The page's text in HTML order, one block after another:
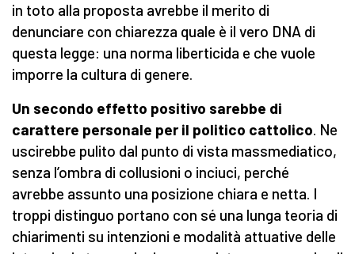
in toto alla proposta avrebbe il merito di
denunciare con chiarezza quale è il vero DNA di
questa legge: una norma liberticida e che vuole
imporre la cultura di genere.
Un secondo effetto positivo sarebbe di
carattere personale per il politico cattolico. Ne
uscirebbe pulito dal punto di vista massmediatico,
senza l’ombra di collusioni o inciuci, perché
avrebbe assunto una posizione chiara e netta. I
troppi distinguo portano con sé una lunga teoria di
chiarimenti su intenzioni e modalità attuative delle